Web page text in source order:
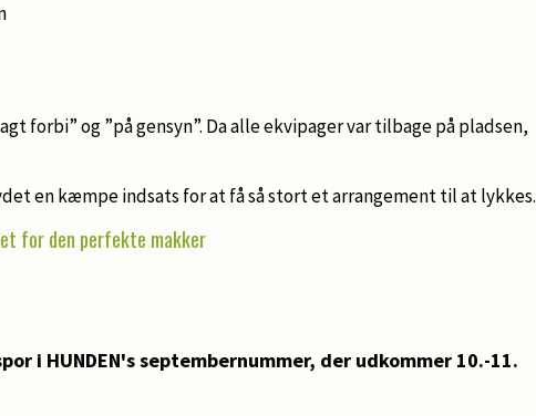
forbi” og ”på gensyn”. Da alle ekvipager var tilbage på pladsen,
en kæmpe indsats for at få så stort et arrangement til at lykkes.
for den perfekte makker
i HUNDEN's septembernummer, der udkommer 10.-11.